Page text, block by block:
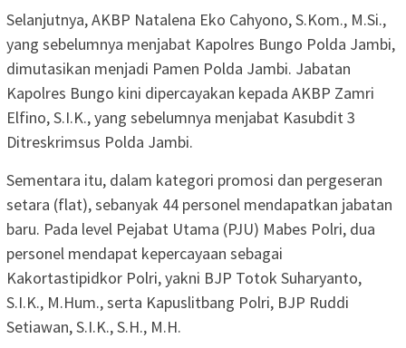
Selanjutnya, AKBP Natalena Eko Cahyono, S.Kom., M.Si.,
yang sebelumnya menjabat Kapolres Bungo Polda Jambi,
dimutasikan menjadi Pamen Polda Jambi. Jabatan
Kapolres Bungo kini dipercayakan kepada AKBP Zamri
Elfino, S.I.K., yang sebelumnya menjabat Kasubdit 3
Ditreskrimsus Polda Jambi.
Sementara itu, dalam kategori promosi dan pergeseran
setara (flat), sebanyak 44 personel mendapatkan jabatan
baru. Pada level Pejabat Utama (PJU) Mabes Polri, dua
personel mendapat kepercayaan sebagai
Kakortastipidkor Polri, yakni BJP Totok Suharyanto,
S.I.K., M.Hum., serta Kapuslitbang Polri, BJP Ruddi
Setiawan, S.I.K., S.H., M.H.